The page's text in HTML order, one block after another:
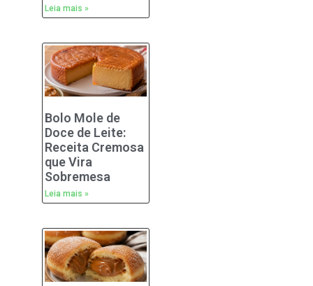
Leia mais »
Bolo Mole de
Doce de Leite:
Receita Cremosa
que Vira
Sobremesa
Leia mais »